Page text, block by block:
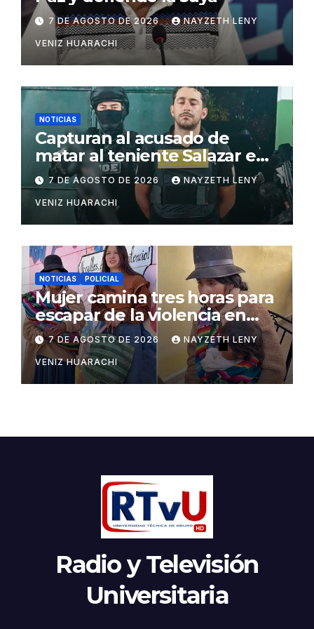
7 DE AGOSTO DE 2026 NAYZETH LENY
VENIZ HUARACHI
NOTICIAS
Capturan al acusado de
matar al teniente Salazar en
San Matías
7 DE AGOSTO DE 2026 NAYZETH LENY
VENIZ HUARACHI
NOTICIAS POLICIAL
Mujer camina tres horas para
escapar de la violencia en
Potosí
7 DE AGOSTO DE 2026 NAYZETH LENY
VENIZ HUARACHI
Radio y Televisión
Universitaria